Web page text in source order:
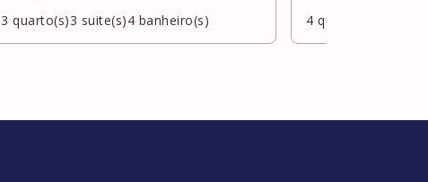
3 quarto(s)3 suite(s)4 banheiro(s)
4 quarto(s)